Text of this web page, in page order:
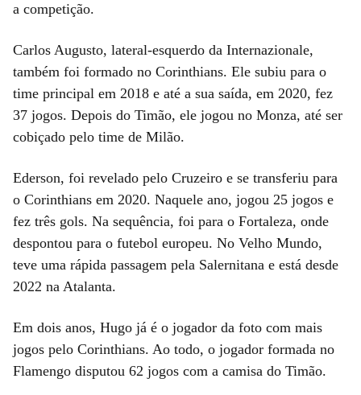
a competição.
Carlos Augusto, lateral-esquerdo da Internazionale,
também foi formado no Corinthians. Ele subiu para o
time principal em 2018 e até a sua saída, em 2020, fez
37 jogos. Depois do Timão, ele jogou no Monza, até ser
cobiçado pelo time de Milão.
Ederson, foi revelado pelo Cruzeiro e se transferiu para
o Corinthians em 2020. Naquele ano, jogou 25 jogos e
fez três gols. Na sequência, foi para o Fortaleza, onde
despontou para o futebol europeu. No Velho Mundo,
teve uma rápida passagem pela Salernitana e está desde
2022 na Atalanta.
Em dois anos, Hugo já é o jogador da foto com mais
jogos pelo Corinthians. Ao todo, o jogador formada no
Flamengo disputou 62 jogos com a camisa do Timão.